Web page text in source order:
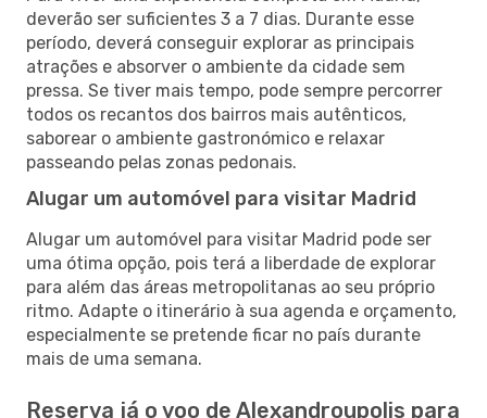
deverão ser suficientes 3 a 7 dias. Durante esse
período, deverá conseguir explorar as principais
atrações e absorver o ambiente da cidade sem
pressa. Se tiver mais tempo, pode sempre percorrer
todos os recantos dos bairros mais autênticos,
saborear o ambiente gastronómico e relaxar
passeando pelas zonas pedonais.
Alugar um automóvel para visitar Madrid
Alugar um automóvel para visitar Madrid pode ser
uma ótima opção, pois terá a liberdade de explorar
para além das áreas metropolitanas ao seu próprio
ritmo. Adapte o itinerário à sua agenda e orçamento,
especialmente se pretende ficar no país durante
mais de uma semana.
Reserva já o voo de Alexandroupolis para